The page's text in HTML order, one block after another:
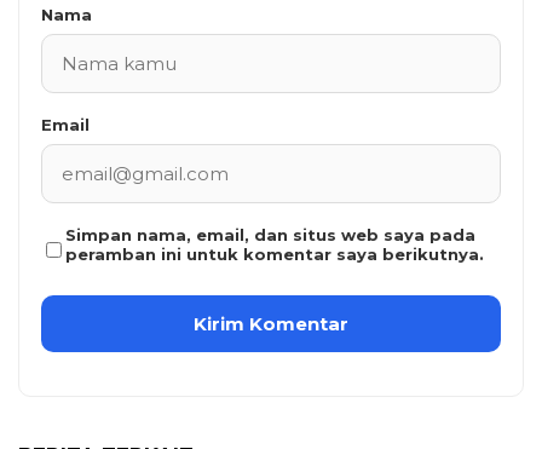
Nama
Email
Simpan nama, email, dan situs web saya pada
peramban ini untuk komentar saya berikutnya.